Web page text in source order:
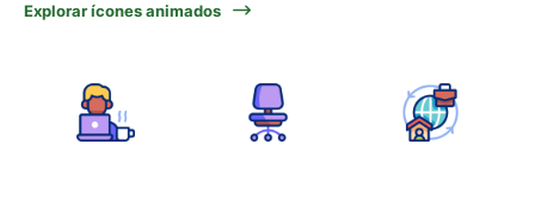
Explorar ícones animados